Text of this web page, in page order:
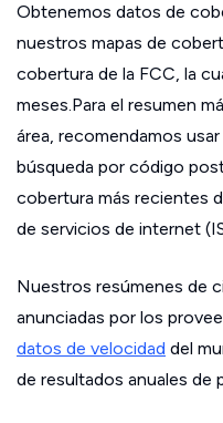
Obtenemos datos de
nuestros mapas de
cobertura de la FCC, la
meses.Para el resumen
área, recomendamos
búsqueda por código
cobertura más recientes
de servicios de internet
Nuestros resúmenes de
anunciadas por los
datos de velocidad del
de resultados anuales de